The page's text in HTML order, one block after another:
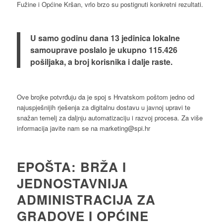
Fužine i Općine Kršan, vrlo brzo su postignuti konkretni rezultati.
U samo godinu dana 13 jedinica lokalne
samouprave poslalo je ukupno 115.426
pošiljaka, a broj korisnika i dalje raste.
Ove brojke potvrđuju da je spoj s Hrvatskom poštom jedno od
najuspješnijih rješenja za digitalnu dostavu u javnoj upravi te
snažan temelj za daljnju automatizaciju i razvoj procesa. Za više
informacija javite nam se na marketing@spi.hr
EPOŠTA: BRŽA I
JEDNOSTAVNIJA
ADMINISTRACIJA ZA
GRADOVE I OPĆINE